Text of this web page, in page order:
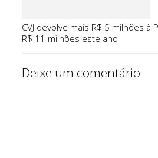
CVJ devolve mais R$ 5 milhões à
R$ 11 milhões este ano
Deixe um comentário